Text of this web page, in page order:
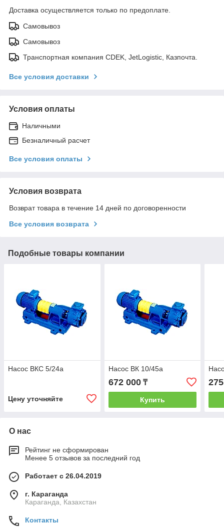
Доставка осуществляется только по предоплате.
Самовывоз
Самовывоз
Транспортная компания CDEK, JetLogistic, Казпочта.
Все условия доставки
Условия оплаты
Наличными
Безналичный расчет
Все условия оплаты
Условия возврата
Возврат товара в течение 14 дней по договоренности
Все условия возврата
Подобные товары компании
Насос ВКС 5/24а
Цену уточняйте
Насос ВК 10/45а
672 000₸
Купить
О нас
Рейтинг не сформирован
Менее 5 отзывов за последний год
Работает с 26.04.2019
г. Караганда
Караганда, Казахстан
Контакты